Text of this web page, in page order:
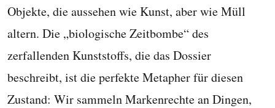
Objekte, die aussehen wie Kunst, aber wie Müll
altern. Die „biologische Zeitbombe“ des
zerfallenden Kunststoffs, die das Dossier
beschreibt, ist die perfekte Metapher für diesen
Zustand: Wir sammeln Markenrechte an Dingen,